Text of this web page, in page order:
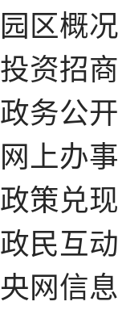
园区概况
投资招商
政务公开
网上办事
政策兑现
政民互动
央网信息